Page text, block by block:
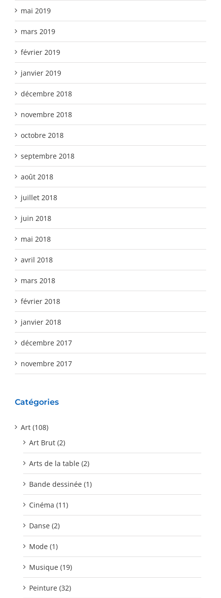
mai 2019
mars 2019
février 2019
janvier 2019
décembre 2018
novembre 2018
octobre 2018
septembre 2018
août 2018
juillet 2018
juin 2018
mai 2018
avril 2018
mars 2018
février 2018
janvier 2018
décembre 2017
novembre 2017
Catégories
Art (108)
Art Brut (2)
Arts de la table (2)
Bande dessinée (1)
Cinéma (11)
Danse (2)
Mode (1)
Musique (19)
Peinture (32)